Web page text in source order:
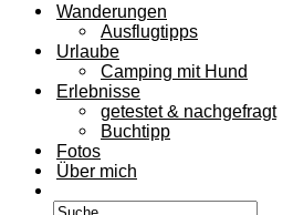
Wanderungen
Ausflugtipps
Urlaube
Camping mit Hund
Erlebnisse
getestet & nachgefragt
Buchtipp
Fotos
Über mich